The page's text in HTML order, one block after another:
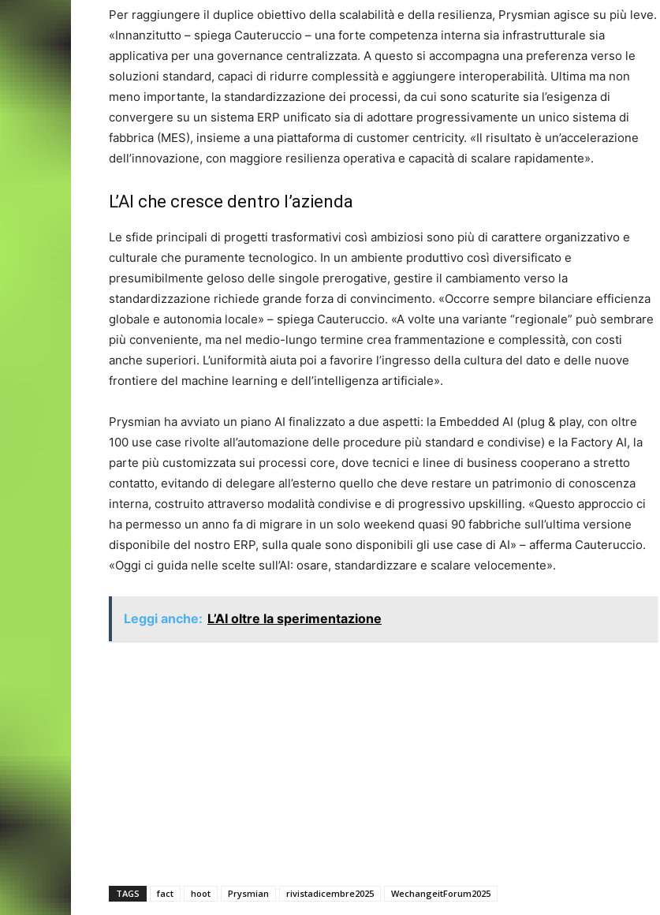
Per raggiungere il duplice obiettivo della scalabilità e della resilienza, Prysmian agisce su più leve.
«Innanzitutto – spiega Cauteruccio – una forte competenza interna sia infrastrutturale sia
applicativa per una governance centralizzata. A questo si accompagna una preferenza verso le
soluzioni standard, capaci di ridurre complessità e aggiungere interoperabilità. Ultima ma non
meno importante, la standardizzazione dei processi, da cui sono scaturite sia l’esigenza di
convergere su un sistema ERP unificato sia di adottare progressivamente un unico sistema di
fabbrica (MES), insieme a una piattaforma di customer centricity. «Il risultato è un’accelerazione
dell’innovazione, con maggiore resilienza operativa e capacità di scalare rapidamente».
L’AI che cresce dentro l’azienda
Le sfide principali di progetti trasformativi così ambiziosi sono più di carattere organizzativo e
culturale che puramente tecnologico. In un ambiente produttivo così diversificato e
presumibilmente geloso delle singole prerogative, gestire il cambiamento verso la
standardizzazione richiede grande forza di convincimento. «Occorre sempre bilanciare efficienza
globale e autonomia locale» – spiega Cauteruccio. «A volte una variante “regionale” può sembrare
più conveniente, ma nel medio-lungo termine crea frammentazione e complessità, con costi
anche superiori. L’uniformità aiuta poi a favorire l’ingresso della cultura del dato e delle nuove
frontiere del machine learning e dell’intelligenza artificiale».
Prysmian ha avviato un piano AI finalizzato a due aspetti: la Embedded AI (plug & play, con oltre
100 use case rivolte all’automazione delle procedure più standard e condivise) e la Factory AI, la
parte più customizzata sui processi core, dove tecnici e linee di business cooperano a stretto
contatto, evitando di delegare all’esterno quello che deve restare un patrimonio di conoscenza
interna, costruito attraverso modalità condivise e di progressivo upskilling. «Questo approccio ci
ha permesso un anno fa di migrare in un solo weekend quasi 90 fabbriche sull’ultima versione
disponibile del nostro ERP, sulla quale sono disponibili gli use case di AI» – afferma Cauteruccio.
«Oggi ci guida nelle scelte sull’AI: osare, standardizzare e scalare velocemente».
Leggi anche: L’AI oltre la sperimentazione
TAGS fact hoot Prysmian rivistadicembre2025 WechangeitForum2025